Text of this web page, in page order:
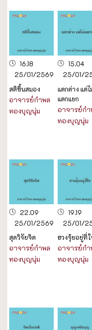
16.18
25/01/2569
สติขึ้นสมอง
อาจารย์กำพล
ทองบุญนุ่ม
15.04
25/01/
แตกต่าง แต่ไ
แตกแยก
อาจารย์กำ
ทองบุญนุ่ม
22.09
25/01/2569
สุดวิจัยจิต
อาจารย์กำพล
ทองบุญนุ่ม
19.19
25/01/
ฮวงจุ้ยอยู่ที่ใ
อาจารย์กำ
ทองบุญนุ่ม